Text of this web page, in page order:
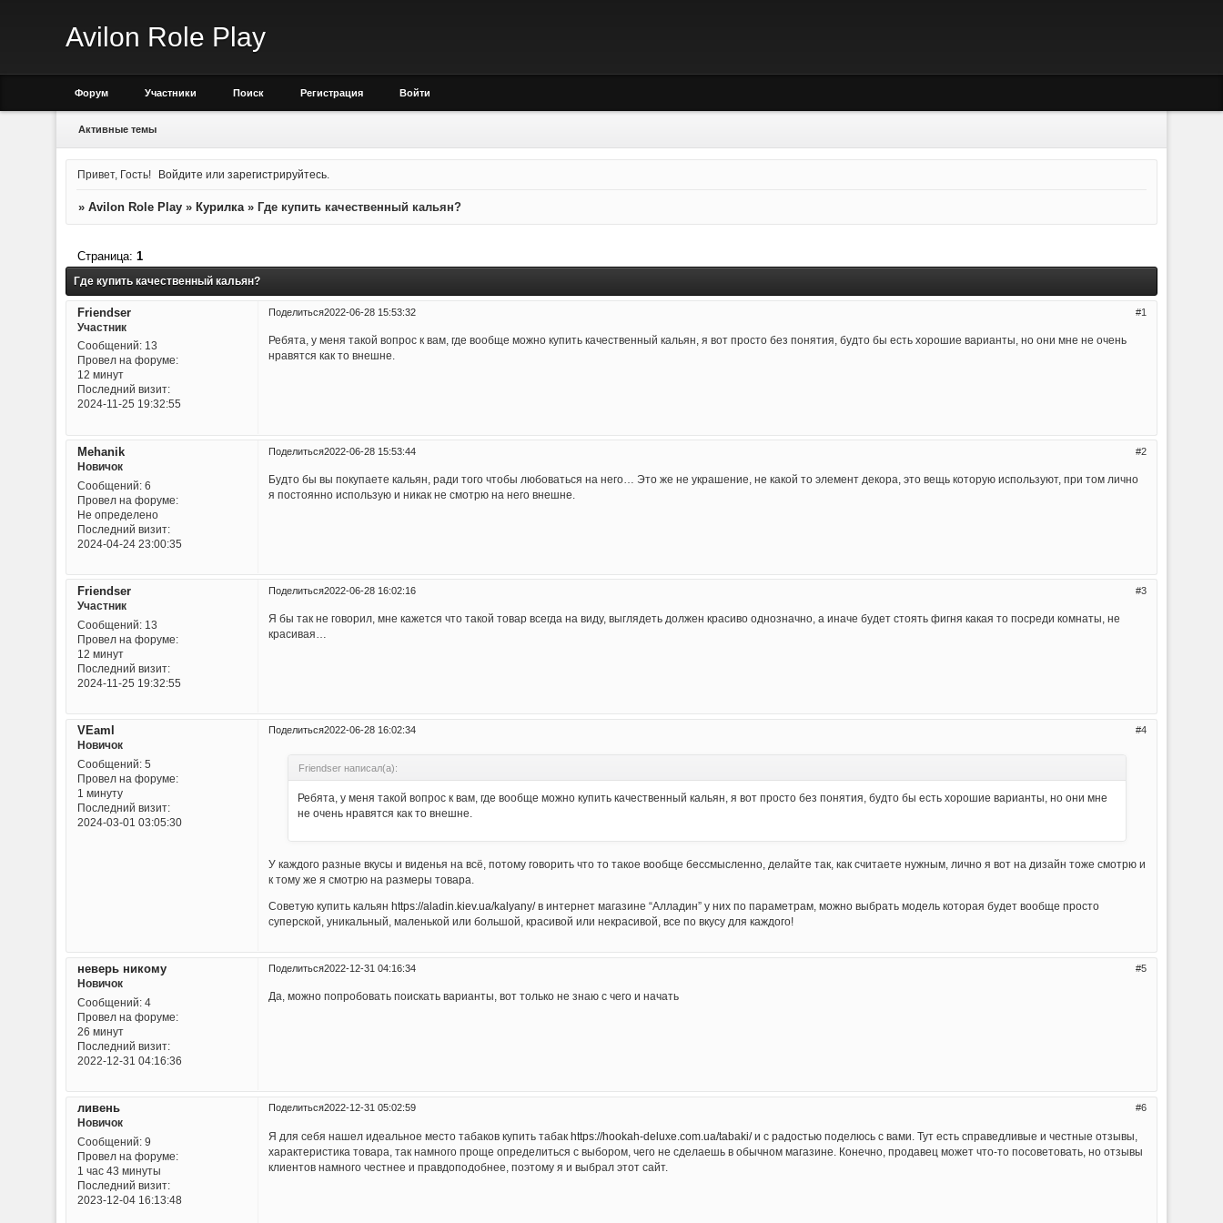
Avilon Role Play
Форум Участники Поиск Регистрация Войти
Активные темы
Привет, Гость! Войдите илизарегистрируйтесь
» Avilon Role Play » Курилка » Где купить качественный кальян?
Где купить качественный кальян?
Страница: 1
Поделиться 1
2022-06-28 15:53:32
Friendser
Участник
Сообщений:13
Провел на форуме:
12 минут
Последний визит:
2024-11-25 19:32:55
Ребята, у меня такой вопрос к вам, где вообще можно купить качественный кальян, я вот просто без понятия, будто бы есть хорошие варианты, но они мне не очень
нравятся как то внешне.
Поделиться 2
2022-06-28 15:53:44
Mehanik
Новичок
Сообщений:6
Провел на форуме:
Не определено
Последний визит:
2024-04-24 23:00:35
Будто бы вы покупаете кальян, ради того чтобы любоваться на него… Это же не украшение, не какой то элемент декора, это вещь которую используют, при том лично
я постоянно использую и никак не смотрю на него внешне.
Поделиться 3
2022-06-28 16:02:16
Friendser
Участник
Сообщений:13
Провел на форуме:
12 минут
Последний визит:
2024-11-25 19:32:55
Я бы так не говорил, мне кажется что такой товар всегда на виду, выглядеть должен красиво однозначно, а иначе будет стоять фигня какая то посреди комнаты, не
красивая…
Поделиться 4
2022-06-28 16:02:34
VEaml
Новичок
Сообщений:5
Провел на форуме:
1 минуту
Последний визит:
2024-03-01 03:05:30
Friendser написал(а):
Ребята, у меня такой вопрос к вам, где вообще можно купить качественный кальян, я вот просто без понятия, будто бы есть хорошие варианты, но они мне
не очень нравятся как то внешне.
У каждого разные вкусы и виденья на всё, потому говорить что то такое вообще бессмысленно, делайте так, как считаете нужным, лично я вот на дизайн тоже смотрю и
к тому же я смотрю на размеры товара.
Советую купить кальянhttps://aladin.kiev.ua/kalyany/в интернет магазине “Алладин” у них по параметрам, можно выбрать модель которая будет вообще просто
суперской, уникальный, маленькой или большой, красивой или некрасивой, все по вкусу для каждого!
Поделиться 5
2022-12-31 04:16:34
неверь никому
Новичок
Сообщений:4
Провел на форуме:
26 минут
Последний визит:
2022-12-31 04:16:36
Да, можно попробовать поискать варианты, вот только не знаю с чего и начать
Поделиться 6
2022-12-31 05:02:59
ливень
Новичок
Сообщений:9
Провел на форуме:
1 час 43 минуты
Последний визит:
2023-12-04 16:13:48
Я для себя нашел идеальное место табаков купить табакhttps://hookah-deluxe.com.ua/tabaki/и с радостью поделюсь с вами. Тут есть справедливые и честные отзывы,
характеристика товара, так намного проще определиться с выбором, чего не сделаешь в обычном магазине. Конечно, продавец может что-то посоветовать, но отзывы
клиентов намного честнее и правдоподобнее, поэтому я и выбрал этот сайт.